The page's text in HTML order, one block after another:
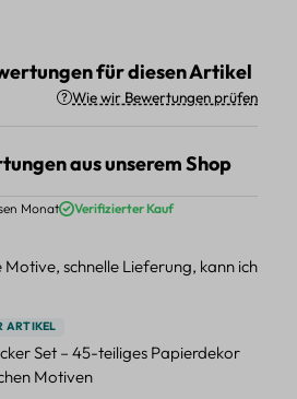
für diesen Artikel
Wie wir Bewertungen prüfen
aus unserem Shop
von 5 von 5 Sternen
Monat Verifizierter Kauf
schnelle Lieferung, kann ich
ARTIKEL
Set – 45-teiliges Papierdekor
Motiven